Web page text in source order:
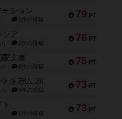
79 PT
ーション
2件の投稿
78 PT
シア
2件の投稿
75 PT
呪文書
8件の投稿
73 PT
・トラム 28
9件の投稿
73 PT
1件の投稿